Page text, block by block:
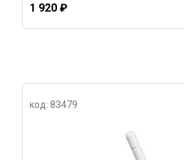
1 920 ₽
код: 83479